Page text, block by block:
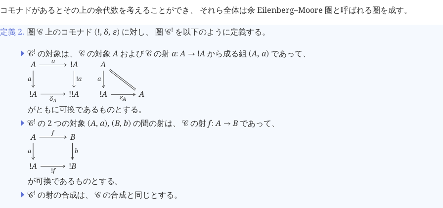
コモナドがあるとその上の余代数を考えることができ、 それら全体は余 Eilenberg–Moore 圏と呼ばれる圏を成す。
定義 2. 圏󰒚 上のコモナド ( !, δ, ε) に対し、 圏󰒚! を以下のように定義する。
󰒚! の対象は、󰒚 の対象A および󰒚 の射a: A → !Aから成る組(A, a) であって、
A
!A
!A !!A
a
a
!a
δA
A
!A A
a
εA
がともに可換であるものとする。
󰒚! の 2 つの対象 (A, a), (B, b) の間の射は、󰒚 の射f: A → B であって、
A
B
!A !B
f
!f
a b
が可換であるものとする。
󰒚! の射の合成は、󰒚 の合成と同じとする。